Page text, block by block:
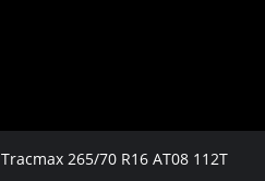
Tracmax 265/70 R16 AT08 112T